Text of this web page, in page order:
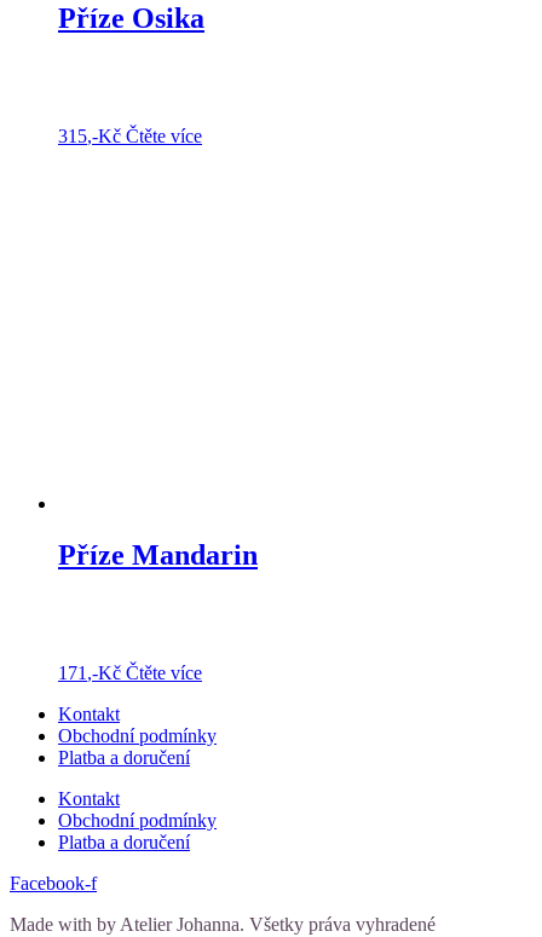
Příze Osika
315,-Kč Čtěte více
Příze Mandarin
171,-Kč Čtěte více
Kontakt
Obchodní podmínky
Platba a doručení
Kontakt
Obchodní podmínky
Platba a doručení
Facebook-f
Made with by Atelier Johanna. Všetky práva vyhradené